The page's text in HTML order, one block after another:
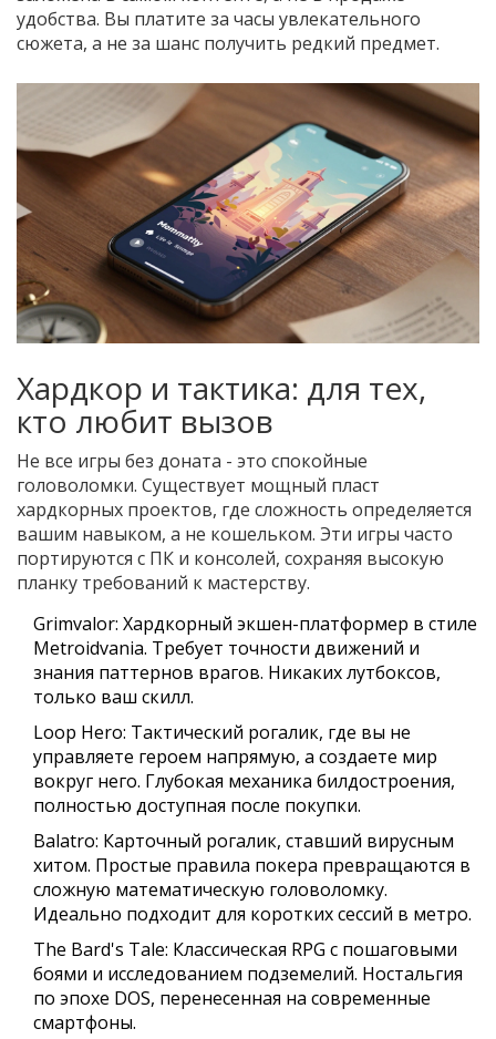
удобства. Вы платите за часы увлекательного
сюжета, а не за шанс получить редкий предмет.
Хардкор и тактика: для тех,
кто любит вызов
Не все игры без доната - это спокойные
головоломки. Существует мощный пласт
хардкорных проектов, где сложность определяется
вашим навыком, а не кошельком. Эти игры часто
портируются с ПК и консолей, сохраняя высокую
планку требований к мастерству.
Grimvalor: Хардкорный экшен-платформер в стиле
Metroidvania. Требует точности движений и
знания паттернов врагов. Никаких лутбоксов,
только ваш скилл.
Loop Hero: Тактический рогалик, где вы не
управляете героем напрямую, а создаете мир
вокруг него. Глубокая механика билдостроения,
полностью доступная после покупки.
Balatro: Карточный рогалик, ставший вирусным
хитом. Простые правила покера превращаются в
сложную математическую головоломку.
Идеально подходит для коротких сессий в метро.
The Bard's Tale: Классическая RPG с пошаговыми
боями и исследованием подземелий. Ностальгия
по эпохе DOS, перенесенная на современные
смартфоны.